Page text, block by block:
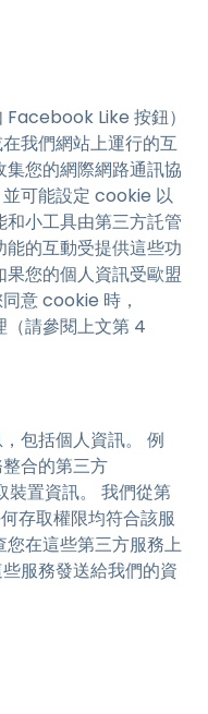
Like 按鈕）
我們網站上運行的互
您的網際網路通訊協
可能設定 cookie 以
小工具由第三方託管
的互動受提供這些功
您的個人資訊受歐盟
意 cookie 時，
請參閱上文第 4
包括個人資訊。 例
合的第三方
裝置資訊。 我們從第
存取權限均符合該服
在這些第三方服務上
服務發送給我們的資